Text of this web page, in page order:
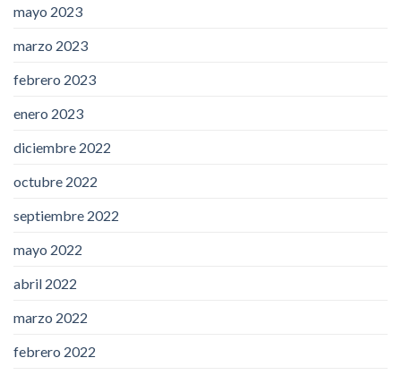
mayo 2023
marzo 2023
febrero 2023
enero 2023
diciembre 2022
octubre 2022
septiembre 2022
mayo 2022
abril 2022
marzo 2022
febrero 2022